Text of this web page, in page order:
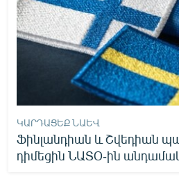
ԿԱՐԴԱՑԵՔ ՆԱԵՎ
Ֆինլանդիան և Շվեդիան
դիմեցին ՆԱՏՕ-ին